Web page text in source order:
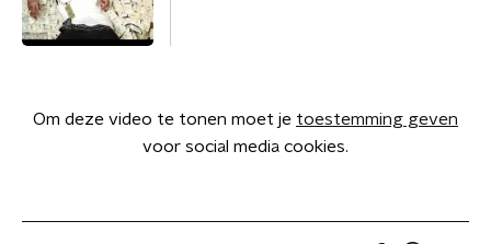
Om deze video te tonen moet je toestemming geven
voor social media cookies.